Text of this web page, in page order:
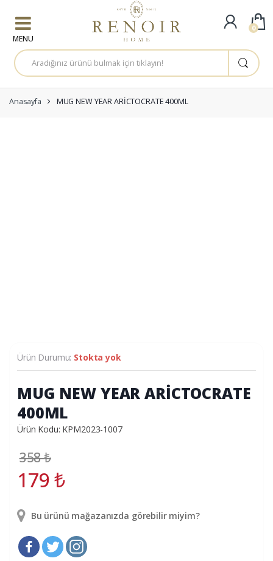
A
r
a
a
:
Anasayfa MUG NEW YEAR ARİCTOCRATE 400ML
Ürün Durumu: Stokta yok
MUG NEW YEAR ARİCTOCRATE
400ML
Ürün Kodu: KPM2023-1007
358₺
179₺
Bu ürünü mağazanızda görebilir miyim?
0